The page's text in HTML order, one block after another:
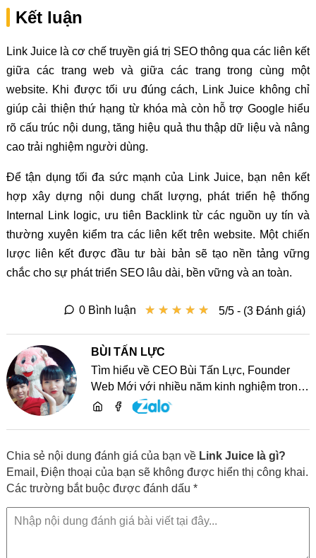
Kết luận
Link Juice là cơ chế truyền giá trị SEO thông qua các liên kết
giữa các trang web và giữa các trang trong cùng một
website. Khi được tối ưu đúng cách, Link Juice không chỉ
giúp cải thiện thứ hạng từ khóa mà còn hỗ trợ Google hiểu
rõ cấu trúc nội dung, tăng hiệu quả thu thập dữ liệu và nâng
cao trải nghiệm người dùng.
Để tận dụng tối đa sức mạnh của Link Juice, bạn nên kết
hợp xây dựng nội dung chất lượng, phát triển hệ thống
Internal Link logic, ưu tiên Backlink từ các nguồn uy tín và
thường xuyên kiểm tra các liên kết trên website. Một chiến
lược liên kết được đầu tư bài bản sẽ tạo nền tảng vững
chắc cho sự phát triển SEO lâu dài, bền vững và an toàn.
★ ★ ★ ★ ★
★ ★ ★ ★ ★ 5/5 - (3 Đánh giá)
0 Bình luận
BÙI TẤN LỰC
Tìm hiểu về CEO Bùi Tấn Lực, Founder
Web Mới với nhiều năm kinh nghiệm trong
lĩnh vực phát triển website, SEO và chia sẻ
Chia sẻ nội dung đánh giá của bạn về Link Juice là gì?
Email, Điện thoại của bạn sẽ không được hiển thị công khai.
Các trường bắt buộc được đánh dấu *